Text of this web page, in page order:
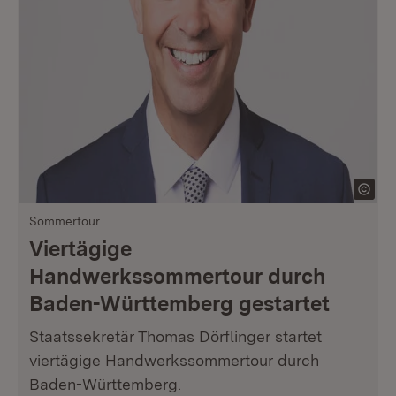
Sommertour
Viertägige
Handwerkssommertour durch
Baden-Württemberg gestartet
Staatssekretär Thomas Dörflinger startet
viertägige Handwerkssommertour durch
Baden-Württemberg.